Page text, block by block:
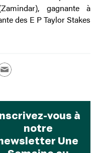
gagnante à
des E P Taylor Stakes
vous à
notre
Une